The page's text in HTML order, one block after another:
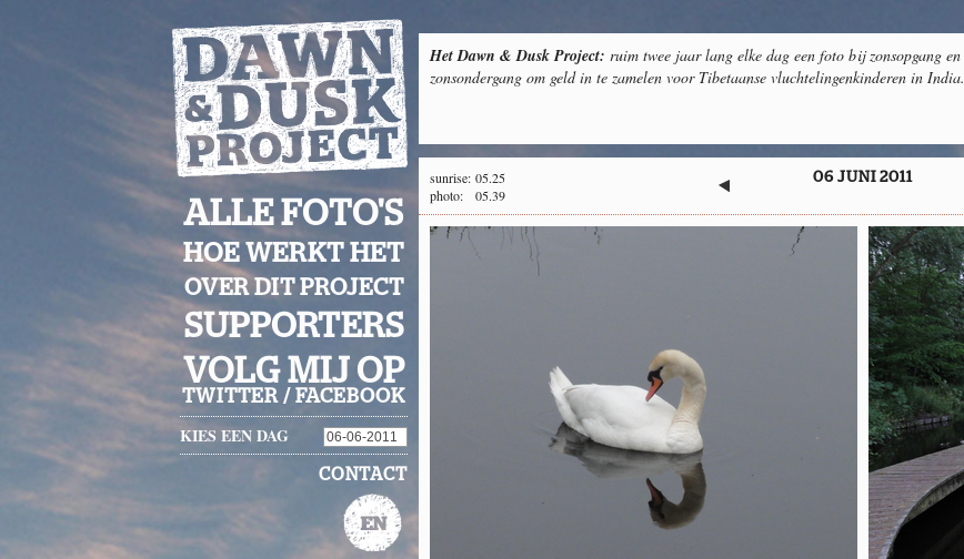
Het Dawn & Dusk Project: ruim twee jaar lang elke dag een foto bij zonsopgang en
zonsondergang om geld in te zamelen voor Tibetaanse vluchtelingenkinderen in India.
ALLE FOTO'S
HOE WERKT HET
OVER DIT PROJECT
SUPPORTERS
VOLG MIJ OP
TWITTER / FACEBOOK
KIES EEN DAG
CONTACT
sunrise: 05.25
photo:
05.39
06 JUNI 2011